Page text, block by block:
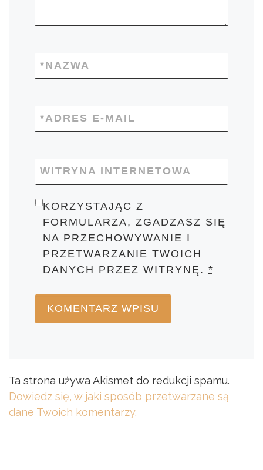
NAZWA
*
ADRES E-MAIL
*
WITRYNA INTERNETOWA
KORZYSTAJĄC Z
FORMULARZA, ZGADZASZ SIĘ
NA PRZECHOWYWANIE I
PRZETWARZANIE TWOICH
DANYCH PRZEZ WITRYNĘ.*
Ta strona używa Akismet do redukcji spamu.
Dowiedz się, w jaki sposób przetwarzane są
dane Twoich komentarzy.